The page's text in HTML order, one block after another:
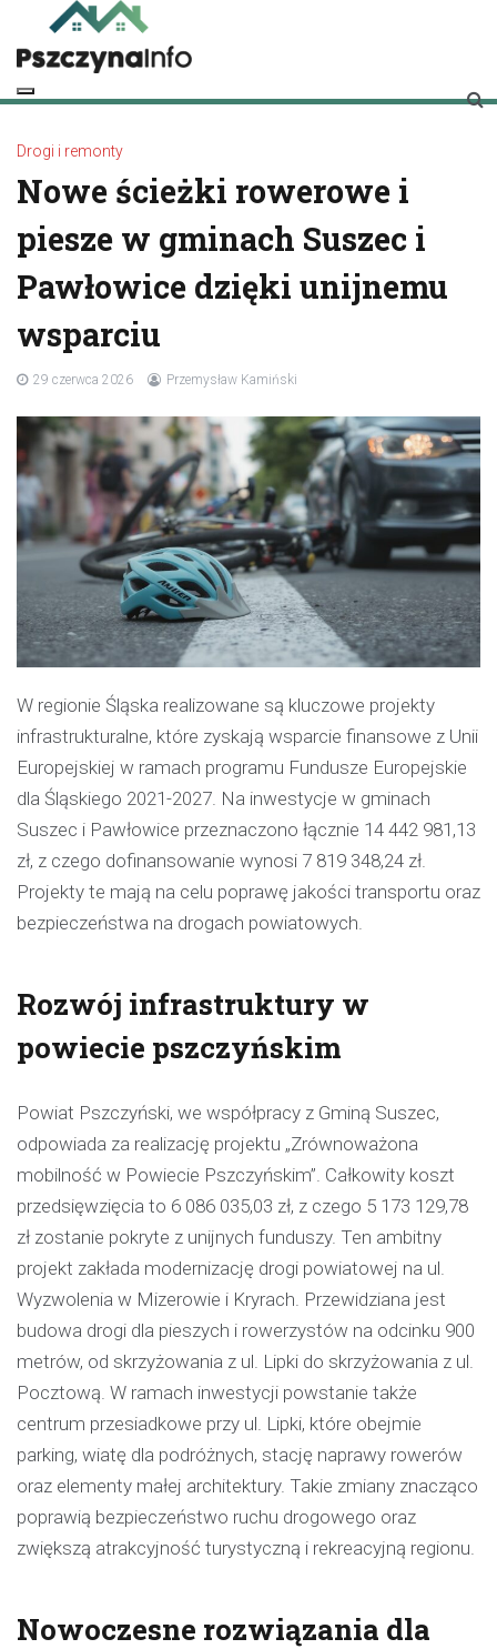
content
pszczynainfo.pl
Twoje źródło informacji o Pszczynie
Drogi i remonty
Nowe ścieżki rowerowe i
piesze w gminach Suszec i
Pawłowice dzięki unijnemu
wsparciu
29 czerwca 2026 Przemysław Kamiński
W regionie Śląska realizowane są kluczowe projekty
infrastrukturalne, które zyskają wsparcie finansowe z Unii
Europejskiej w ramach programu Fundusze Europejskie
dla Śląskiego 2021-2027. Na inwestycje w gminach
Suszec i Pawłowice przeznaczono łącznie 14 442 981,13
zł, z czego dofinansowanie wynosi 7 819 348,24 zł.
Projekty te mają na celu poprawę jakości transportu oraz
bezpieczeństwa na drogach powiatowych.
Rozwój infrastruktury w
powiecie pszczyńskim
Powiat Pszczyński, we współpracy z Gminą Suszec,
odpowiada za realizację projektu „Zrównoważona
mobilność w Powiecie Pszczyńskim”. Całkowity koszt
przedsięwzięcia to 6 086 035,03 zł, z czego 5 173 129,78
zł zostanie pokryte z unijnych funduszy. Ten ambitny
projekt zakłada modernizację drogi powiatowej na ul.
Wyzwolenia w Mizerowie i Kryrach. Przewidziana jest
budowa drogi dla pieszych i rowerzystów na odcinku 900
metrów, od skrzyżowania z ul. Lipki do skrzyżowania z ul.
Pocztową. W ramach inwestycji powstanie także
centrum przesiadkowe przy ul. Lipki, które obejmie
parking, wiatę dla podróżnych, stację naprawy rowerów
oraz elementy małej architektury. Takie zmiany znacząco
poprawią bezpieczeństwo ruchu drogowego oraz
zwiększą atrakcyjność turystyczną i rekreacyjną regionu.
Nowoczesne rozwiązania dla